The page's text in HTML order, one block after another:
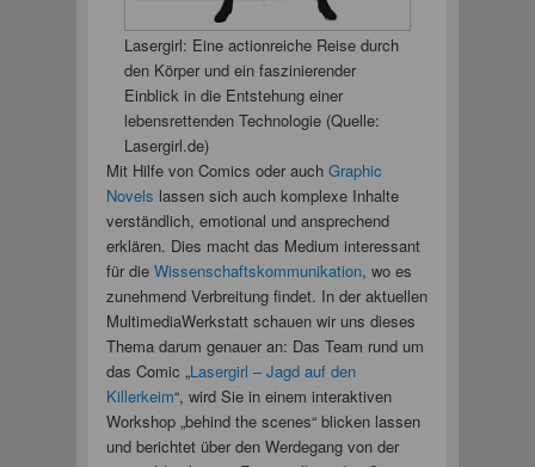
Lasergirl: Eine actionreiche Reise durch
den Körper und ein faszinierender
Einblick in die Entstehung einer
lebensrettenden Technologie (Quelle:
Lasergirl.de)
Mit Hilfe von Comics oder auch Graphic
Novels lassen sich auch komplexe Inhalte
verständlich, emotional und ansprechend
erklären. Dies macht das Medium interessant
für die Wissenschaftskommunikation, wo es
zunehmend Verbreitung findet. In der aktuellen
MultimediaWerkstatt schauen wir uns dieses
Thema darum genauer an: Das Team rund um
das Comic „Lasergirl – Jagd auf den
Killerkeim“, wird Sie in einem interaktiven
Workshop „behind the scenes“ blicken lassen
und berichtet über den Werdegang von der